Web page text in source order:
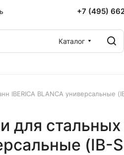
+7 (495)
Каталог
IBERICA BLANCA универсальные
для стальных
(IB-